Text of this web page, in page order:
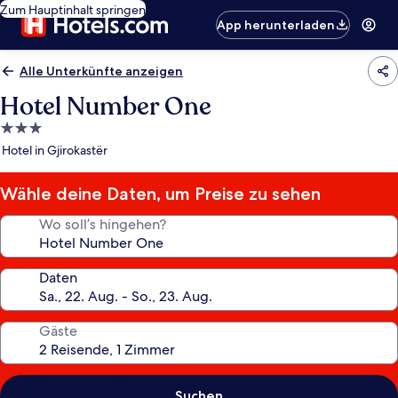
Zum Hauptinhalt springen
App herunterladen
Alle Unterkünfte anzeigen
Hotel Number One
3.0-
Sterne-
Hotel in Gjirokastër
Wähle deine Daten, um Preise zu sehen
Wo soll’s hingehen?
Daten
Gäste